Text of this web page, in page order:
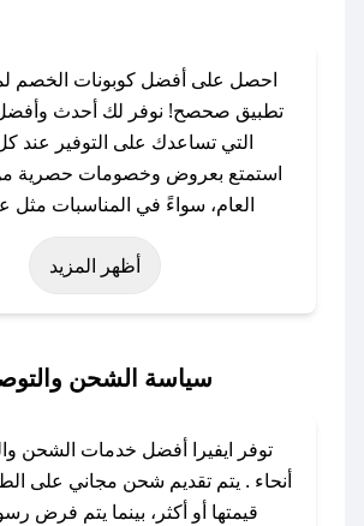
احصل على أفضل كوبونات الخصم
تطبيق صحصح! نوفر لك أحدث وأفضل
التي تساعدك على التوفير عند
استمتع بعروض وخصومات حصرية
العام، سواءً في المناسبات مثل
الأضحى، الجمعة البيضاء (شهر
اليوم الوطني، يوم التأسيس، أو
باستخدام تطبيق صحصح، يمكنك
تواصل معنا عبر تويتر أو البريد
أظهر المزيد
سياسة الشحن
توفر ايفيرا أفضل خدمات الشحن
أنحاء . يتم تقديم شحن مجاني على
قيمتها أو أكثر، بينما يتم فرض